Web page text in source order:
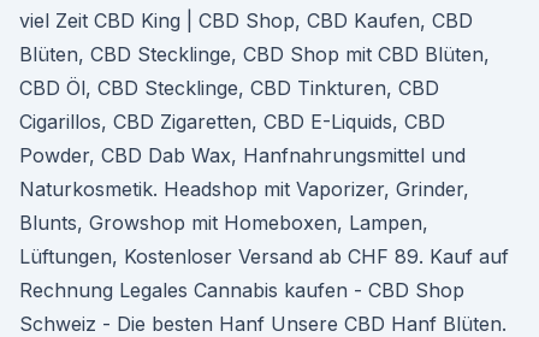
viel Zeit CBD King | CBD Shop, CBD Kaufen, CBD
Blüten, CBD Stecklinge, CBD Shop mit CBD Blüten,
CBD Öl, CBD Stecklinge, CBD Tinkturen, CBD
Cigarillos, CBD Zigaretten, CBD E-Liquids, CBD
Powder, CBD Dab Wax, Hanfnahrungsmittel und
Naturkosmetik. Headshop mit Vaporizer, Grinder,
Blunts, Growshop mit Homeboxen, Lampen,
Lüftungen, Kostenloser Versand ab CHF 89. Kauf auf
Rechnung Legales Cannabis kaufen - CBD Shop
Schweiz - Die besten Hanf Unsere CBD Hanf Blüten.